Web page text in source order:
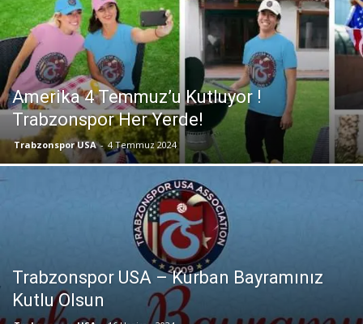
Amerika 4 Temmuz’u Kutluyor !
Trabzonspor Her Yerde!
Trabzonspor USA - 4 Temmuz 2024
Trabzonspor USA – Kurban Bayramınız
Kutlu Olsun